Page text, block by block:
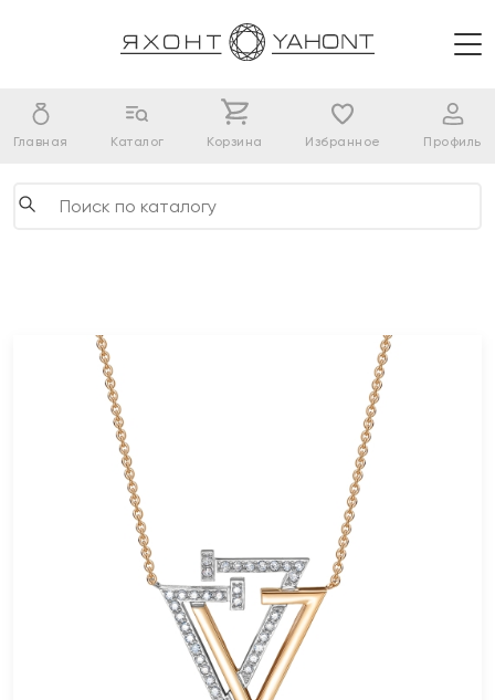
Главная Каталог Корзина Избранное Профиль